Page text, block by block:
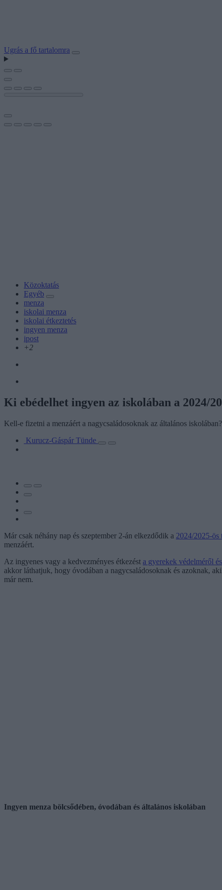
Ugrás a fő tartalomra
Közoktatás
Egyéb
menza
iskolai menza
iskolai étkeztetés
ingyen menza
ipost
+2
Ki ebédelhet ingyen az iskolában a 2024/
Kell-e fizetni a menzáért a nagycsaládosoknak az általános
Kurucz-Gáspár Tünde
Már csak néhány nap és szeptember 2-án elkezdődik a 2024/2025-ös
menzáért.
Az ingyenes vagy a kedvezményes étkezést a gyerekek védelméről
akkor láthatjuk, hogy óvodában a nagycsaládosoknak és azoknak,
már nem.
Ingyen menza bölcsődében, óvodában és általános iskolában